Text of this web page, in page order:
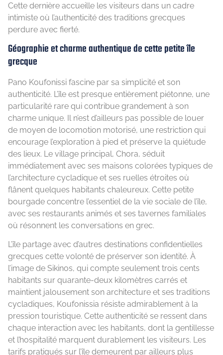
Cette dernière accueille les visiteurs dans un cadre
intimiste où l’authenticité des traditions grecques
perdure avec fierté.
Géographie et charme authentique de cette petite île
grecque
Pano Koufonissi fascine par sa simplicité et son
authenticité. L’île est presque entièrement piétonne, une
particularité rare qui contribue grandement à son
charme unique. Il n’est d’ailleurs pas possible de louer
de moyen de locomotion motorisé, une restriction qui
encourage l’exploration à pied et préserve la quiétude
des lieux. Le village principal, Chora, séduit
immédiatement avec ses maisons colorées typiques de
l’architecture cycladique et ses ruelles étroites où
flânent quelques habitants chaleureux. Cette petite
bourgade concentre l’essentiel de la vie sociale de l’île,
avec ses restaurants animés et ses tavernes familiales
où résonnent les conversations en grec.
L’île partage avec d’autres destinations confidentielles
grecques cette volonté de préserver son identité. À
l’image de Sikinos, qui compte seulement trois cents
habitants sur quarante-deux kilomètres carrés et
maintient jalousement son architecture et ses traditions
cycladiques, Koufonissia résiste admirablement à la
pression touristique. Cette authenticité se ressent dans
chaque interaction avec les habitants, dont la gentillesse
et l’hospitalité marquent durablement les visiteurs. Les
tarifs pratiqués sur l’île demeurent par ailleurs plus